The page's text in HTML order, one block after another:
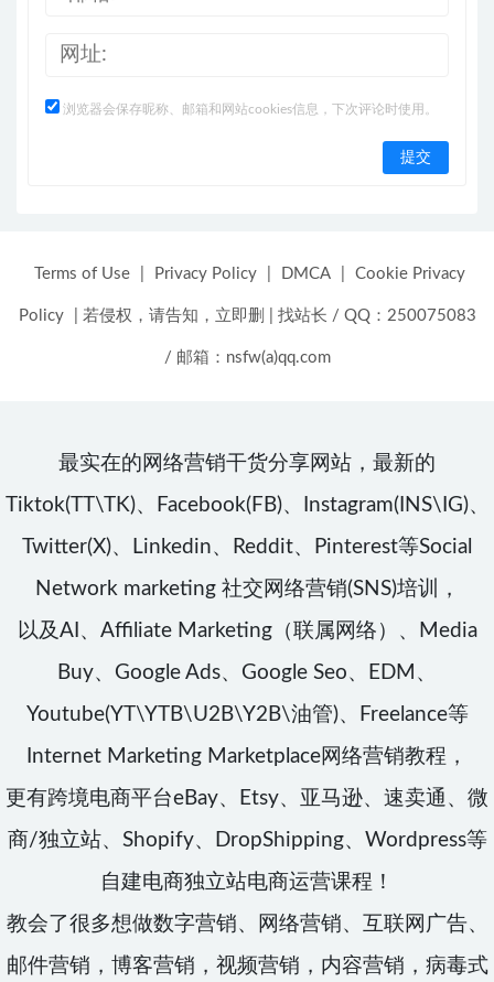
浏览器会保存昵称、邮箱和网站cookies信息，下次评论时使用。
Terms of Use Privacy Policy DMCA Cookie Privacy
Policy 若侵权，请告知，立即删 找站长 / QQ：250075083
/ 邮箱：nsfw(a)qq.com
最实在的网络营销干货分享网站，最新的
Tiktok(TT\TK)、Facebook(FB)、Instagram(INS\IG)、
Twitter(X)、Linkedin、Reddit、Pinterest等Social
Network marketing 社交网络营销(SNS)培训，
以及AI、Affiliate Marketing（联属网络）、Media
Buy、Google Ads、Google Seo、EDM、
Youtube(YT\YTB\U2B\Y2B\油管)、Freelance等
Internet Marketing Marketplace网络营销教程，
更有跨境电商平台eBay、Etsy、亚马逊、速卖通、微
商/独立站、Shopify、DropShipping、Wordpress等
自建电商独立站电商运营课程！
教会了很多想做数字营销、网络营销、互联网广告、
邮件营销，博客营销，视频营销，内容营销，病毒式